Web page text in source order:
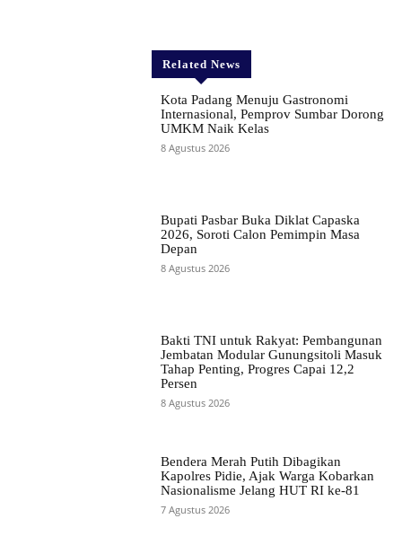
Related News
Kota Padang Menuju Gastronomi
Internasional, Pemprov Sumbar Dorong
UMKM Naik Kelas
8 Agustus 2026
Bupati Pasbar Buka Diklat Capaska
2026, Soroti Calon Pemimpin Masa
Depan
8 Agustus 2026
Bakti TNI untuk Rakyat: Pembangunan
Jembatan Modular Gunungsitoli Masuk
Tahap Penting, Progres Capai 12,2
Persen
8 Agustus 2026
Bendera Merah Putih Dibagikan
Kapolres Pidie, Ajak Warga Kobarkan
Nasionalisme Jelang HUT RI ke-81
7 Agustus 2026